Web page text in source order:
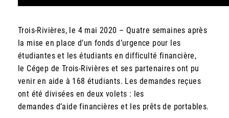
Trois-Rivières, le 4 mai 2020 – Quatre semaines après
la mise en place d’un fonds d’urgence pour les
étudiantes et les étudiants en difficulté financière,
le Cégep de Trois-Rivières et ses partenaires ont pu
venir en aide à 168 étudiants. Les demandes reçues
ont été divisées en deux volets : les
demandes d’aide financières et les prêts de portables.